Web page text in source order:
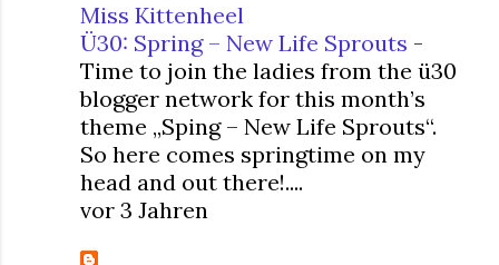
Miss Kittenheel
Ü30: Spring – New Life Sprouts -
Time to join the ladies from the ü30
blogger network for this month’s
theme „Sping – New Life Sprouts“.
So here comes springtime on my
head and out there!....
vor 3 Jahren